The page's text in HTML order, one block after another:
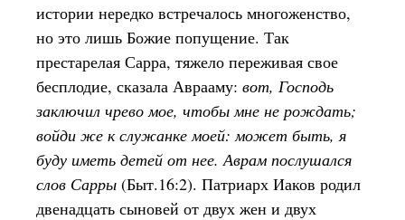
истории нередко встречалось многоженство,
но это лишь Божие попущение. Так
престарелая Сарра, тяжело переживая свое
бесплодие, сказала Аврааму: вот, Господь
заключил чрево мое, чтобы мне не рождать;
войди же к служанке моей: может быть, я
буду иметь детей от нее. Аврам послушался
слов Сарры (Быт.16:2). Патриарх Иаков родил
двенадцать сыновей от двух жен и двух